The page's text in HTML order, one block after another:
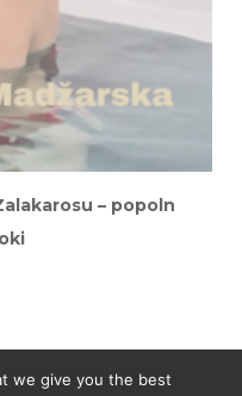
– popoln
we give you the best